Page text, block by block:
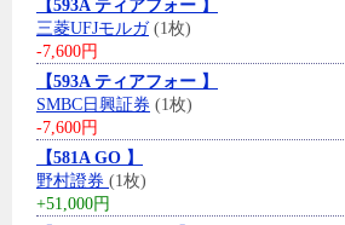
【593A ティアフォー 】
三菱UFJモルガ(1枚)
-7,600円
【593A ティアフォー 】
SMBC日興証券 (1枚)
-7,600円
【581A GO 】
野村證券 (1枚)
+51,000円